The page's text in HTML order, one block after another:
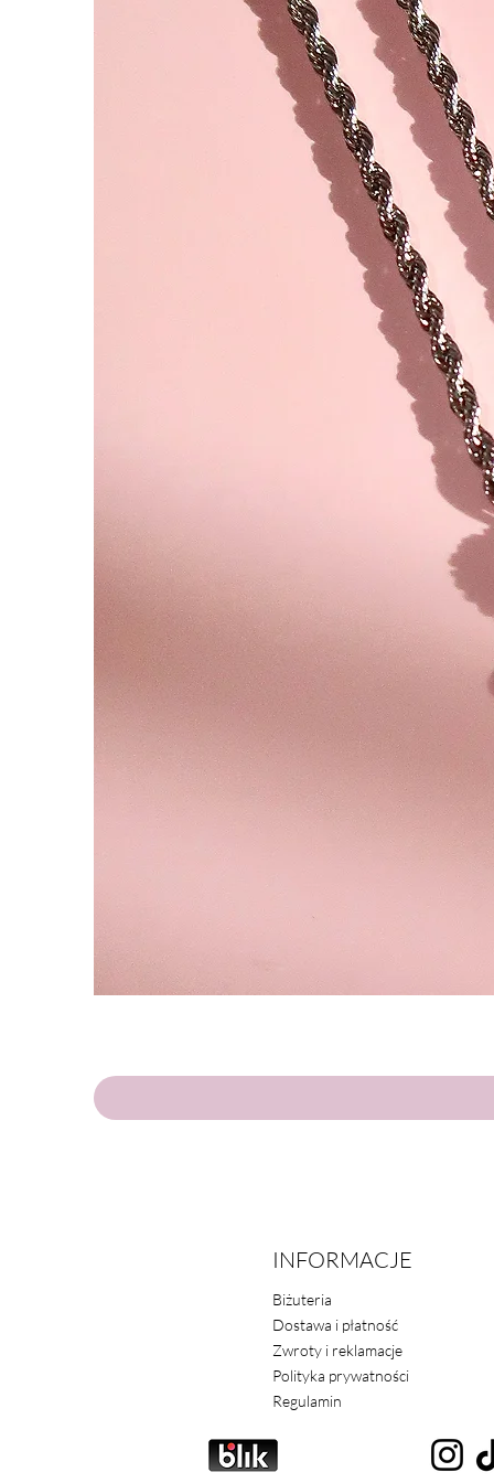
INFORMACJE
Biżuteria
Dostawa i płatność
Zwroty i reklamacje
Polityka prywatności
Regulamin